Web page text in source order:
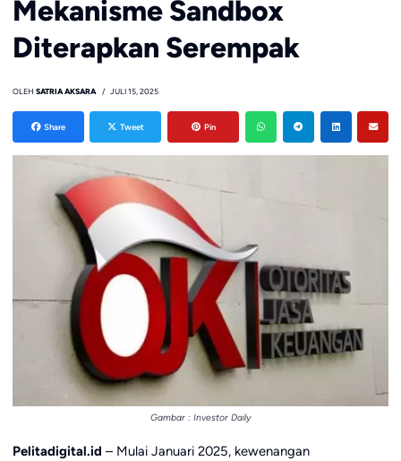
Mekanisme Sandbox
Diterapkan Serempak
OLEH SATRIA AKSARA JULI 15, 2025
Share Tweet Pin
Gambar : Investor Daily
Pelitadigital.id – Mulai Januari 2025, kewenangan